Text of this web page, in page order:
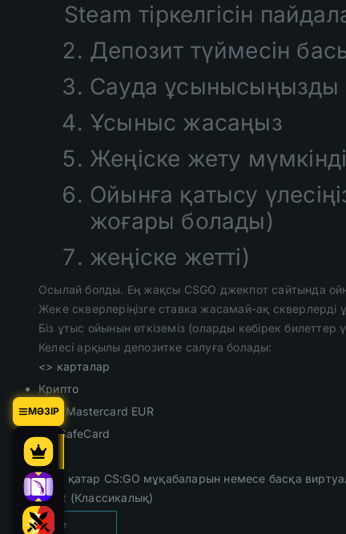
МӘЗІР
Steam тіркелгісін
Депозит түймесін
Сауда ұсынысыңызды
Ұсыныс жасаңыз
Жеңіске жету
Ойынға қатысу
жоғары болады)
жеңіске жетті)
Осылай болды. Ең жақсы CSGO джекпот сайтында
Жеке скверлеріңізге ставка жасамай-ақ скверлерді
Біз ұтыс ойынын өткіземіз (оларды көбірек
Келесі арқылы депозитке салуға болады:
<> карталар
Крипто
Visa/Mastercard EUR
PaySafeCard
Skrill
Сонымен қатар CS:GO мұқабаларын немесе басқа
CS:GOpot (Классикалық)
🎮 Game